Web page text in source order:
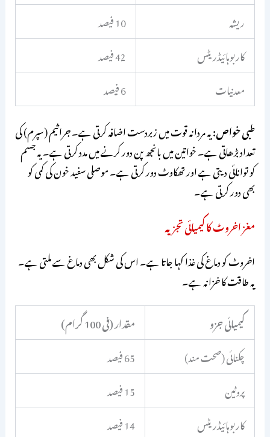
ریشہ
10 فیصد
کاربوہائیڈریٹس
42 فیصد
معدنیات
6 فیصد
طبی خواص:یہ مردانہ قوت میں زبردست اضافہ کرتی ہے۔ جراثیم (سپرم) کی
تعداد بڑھاتی ہے۔ خواتین میں بانجھ پن دور کرنے میں مدد کرتی ہے۔ یہ جسم
کو توانائی دیتی ہے اور تھکاوٹ دور کرتی ہے۔ موصلی سفید خون کی کمی کو
بھی دور کرتی ہے۔
مغز اخروٹ کا کیمیائی تجزیہ
اخروٹ کو دماغ کی غذا کہا جاتا ہے۔ اس کی شکل بھی دماغ سے ملتی ہے۔
یہ طاقت کا خزانہ ہے۔
کیمیائی جزو
مقدار (فی 100 گرام)
چکنائی (صحت مند)
65 فیصد
پروٹین
15 فیصد
کاربوہائیڈریٹس
14 فیصد